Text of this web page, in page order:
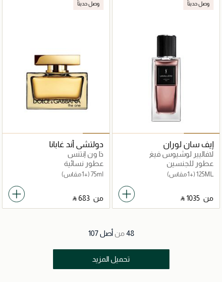
وصل حديثاً
إيف سان لوران
لافاليير لوشيوس فيغ
عطور للجنسين
125ML (+1 مقاس)
من ‎ ⃁ ⁦1035⁩ ‎
وصل حديثاً
دولتشي أند غابانا
ذا ون إنتنس
عطور نسائية
75ml (+1 مقاس)
من ‎ ⃁ ⁦683⁩ ‎
48 من أصل 107
تحميل المزيد